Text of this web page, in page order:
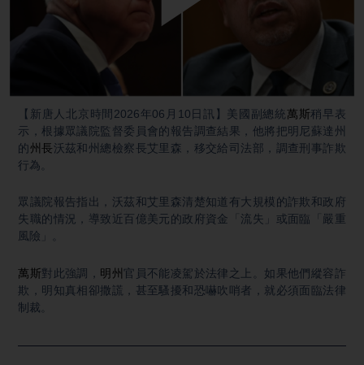
【新唐人北京時間2026年06月10日訊】美國副總統萬斯稍早表
示，根據眾議院監督委員會的報告調查結果，他將把明尼蘇達州
的州長沃茲和州總檢察長艾里森，移交給司法部，調查刑事詐欺
行為。
眾議院報告指出，沃茲和艾里森清楚知道有大規模的詐欺和政府
失職的情況，導致近百億美元的政府資金「流失」或面臨「嚴重
風險」。
萬斯對此強調， 明州 官員不能凌駕於法律之上。如果他們縱容詐
欺，明知真相卻撒謊，甚至騷擾和恐嚇吹哨者，就必須面臨法律
制裁。